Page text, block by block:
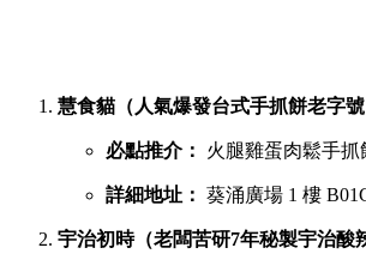
慧食貓（人氣爆發台式手抓餅老字號
必點推介： 火腿雞蛋肉鬆手抓
詳細地址： 葵涌廣場 1 樓
宇治初時（老闆苦研7年秘製宇治酸